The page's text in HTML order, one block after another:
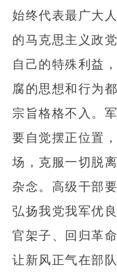
始终代表最广大
的马克思主义政
自己的特殊利益
腐的思想和行为
宗旨格格不入。
要自觉摆正位置
场，克服一切脱
杂念。高级干部
弘扬我党我军优
官架子、回归革
让新风正气在部队